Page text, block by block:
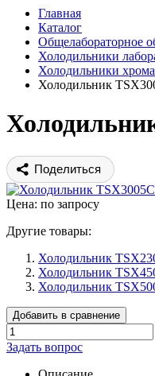
Главная
Каталог
Общелабораторное
Холодильники
Холодильники
Холодильник
Поделиться
Цена: по запросу
Другие товары:
Холодильник
Холодильник
Холодильник
Добавить в сравнение
Задать вопрос